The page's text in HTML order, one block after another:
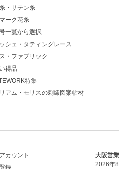
・サテン糸
ーク花糸
一覧から選択
シェ・タティングレース
・ファブリック
得品
特集
アム・モリスの刺繍図案帖材
カウント
大阪営
2026年8